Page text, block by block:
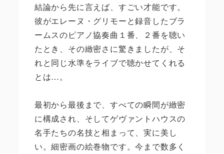
結論から先に言えば、すごい才能です。
彼がエレーヌ・グリモーと録音したブラ
ームスのピアノ協奏曲１番、２番を聴い
たとき、その緻密さに驚きましたが、そ
れと同じ水準をライブで聴かせてくれる
とは…。
最初から最後まで、すべての瞬間が緻密
に構成され、そしてゲヴァントハウスの
名手たちの名技と相まって、実に美し
い。細密画の絵巻物です。今まで数多く